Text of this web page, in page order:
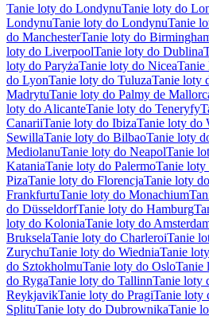
Tanie loty do LondynuTanie loty do
LondynuTanie loty do LondynuTanie
do ManchesterTanie loty do
loty do LiverpoolTanie loty do Dublina
loty do ParyżaTanie loty do NiceaTanie
do LyonTanie loty do TuluzaTanie loty
MadrytuTanie loty do Palmy de
loty do AlicanteTanie loty do Teneryfy
CanariiTanie loty do IbizaTanie loty do
SewillaTanie loty do BilbaoTanie loty
MediolanuTanie loty do NeapolTanie
KataniaTanie loty do PalermoTanie
PizaTanie loty do FlorencjaTanie loty
FrankfurtuTanie loty do Monachium
do DüsseldorfTanie loty do Hamburg
loty do KoloniaTanie loty do
BrukselaTanie loty do CharleroiTanie
ZurychuTanie loty do WiedniaTanie
do SztokholmuTanie loty do OsloTanie
do RygaTanie loty do TallinnTanie loty
ReykjavikTanie loty do PragiTanie loty
SplituTanie loty do DubrownikaTanie